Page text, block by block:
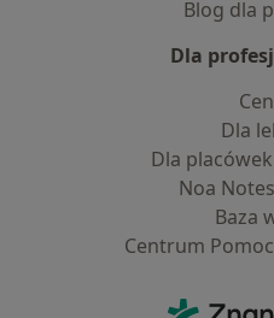
Blog dla
Dla
Dla
Dla
Noa Notes
Baza
Centrum